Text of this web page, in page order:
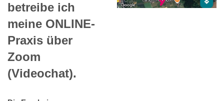
betreibe ich
meine ONLINE-
Praxis über
Zoom
(Videochat).